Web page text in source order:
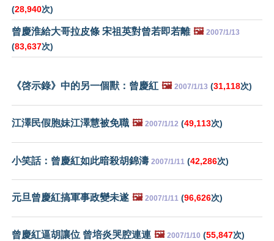
(28,940次)
曾慶淮給大哥拉皮條 宋祖英對曾若即若離 🖼️ 2007/1/13
(83,637次)
《啓示錄》中的另一個獸：曾慶紅 🖼️ 2007/1/13 (31,118次)
江澤民假胞妹江澤慧被免職 🖼️ 2007/1/12 (49,113次)
小笑話：曾慶紅如此暗殺胡錦濤 2007/1/11 (42,286次)
元旦曾慶紅搞軍事政變未遂 🖼️ 2007/1/11 (96,626次)
曾慶紅逼胡讓位 曾培炎哭腔連連 🖼️ 2007/1/10 (55,847次)